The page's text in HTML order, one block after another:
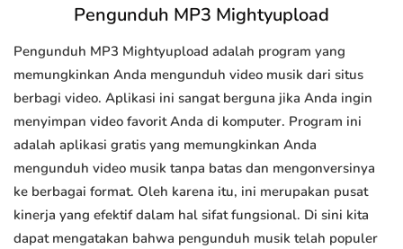
Pengunduh MP3 Mightyupload
Pengunduh MP3 Mightyupload adalah program yang
memungkinkan Anda mengunduh video musik dari situs
berbagi video. Aplikasi ini sangat berguna jika Anda ingin
menyimpan video favorit Anda di komputer. Program ini
adalah aplikasi gratis yang memungkinkan Anda
mengunduh video musik tanpa batas dan mengonversinya
ke berbagai format. Oleh karena itu, ini merupakan pusat
kinerja yang efektif dalam hal sifat fungsional. Di sini kita
dapat mengatakan bahwa pengunduh musik telah populer